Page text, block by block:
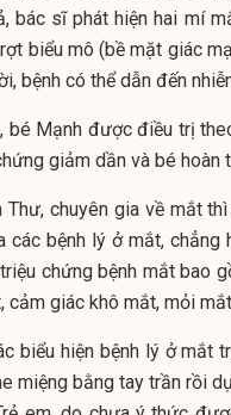
bác sĩ phát hiện hai mí
biểu mô (bề mặt giác
bệnh có thể dẫn đến
bé Mạnh được điều trị
giảm dần và bé hoàn
Thư, chuyên gia về mắt
các bệnh lý ở mắt,
chứng bệnh mắt bao
cảm giác khô mắt, mỏi
biểu hiện bệnh lý ở
miệng bằng tay trần rồi